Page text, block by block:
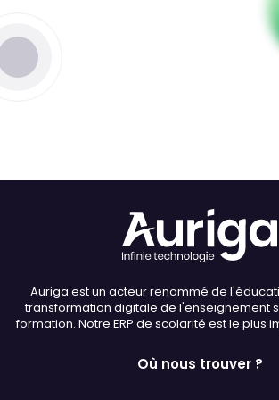
Auriga est un acteur renommé de
transformation digitale de l'enseignement
formation. Notre ERP de scolarité est le plus
Où nous trouver ?
Police (dyslexie)
Défaut Adapter
Taille du texte
Défaut Augmenter